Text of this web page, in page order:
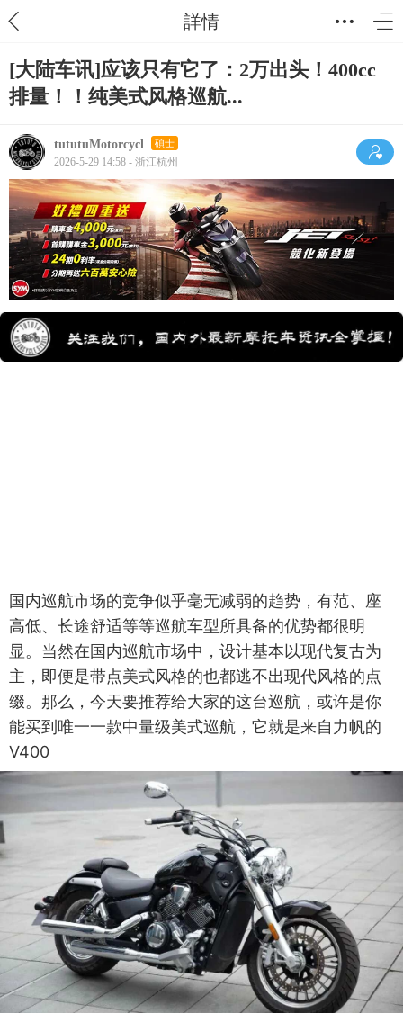
詳情
[大陆车讯]应该只有它了：2万出头！400cc
排量！！纯美式风格巡航...
tututuMotorcycl 碩士
2026-5-29 14:58 - 浙江杭州
国内巡航市场的竞争似乎毫无减弱的趋势，有范、座
高低、长途舒适等等巡航车型所具备的优势都很明
显。当然在国内巡航市场中，设计基本以现代复古为
主，即便是带点美式风格的也都逃不出现代风格的点
缀。那么，今天要推荐给大家的这台巡航，或许是你
能买到唯一一款中量级美式巡航，它就是来自力帆的
V400